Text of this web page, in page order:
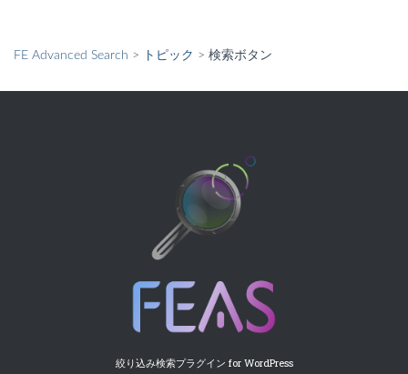
FE Advanced Search > トピック > 検索ボタン
絞り込み検索プラグイン for WordPress